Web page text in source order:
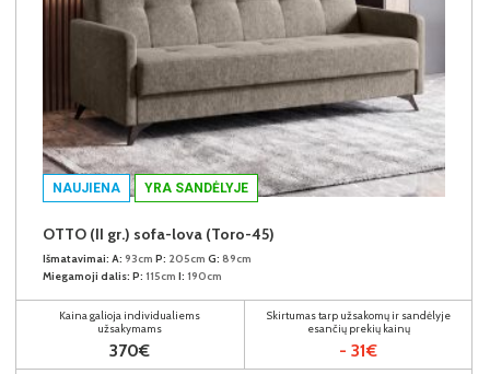
NAUJIENA YRA SANDĖLYJE
OTTO (II gr.) sofa-lova (Toro-45)
Išmatavimai: A: 93cm P: 205cm G: 89cm
Miegamoji dalis: P: 115cm I: 190cm
Kaina galioja individualiems
užsakymams
370€
Skirtumas tarp užsakomų ir sandėlyje
esančių prekių kainų
- 31€